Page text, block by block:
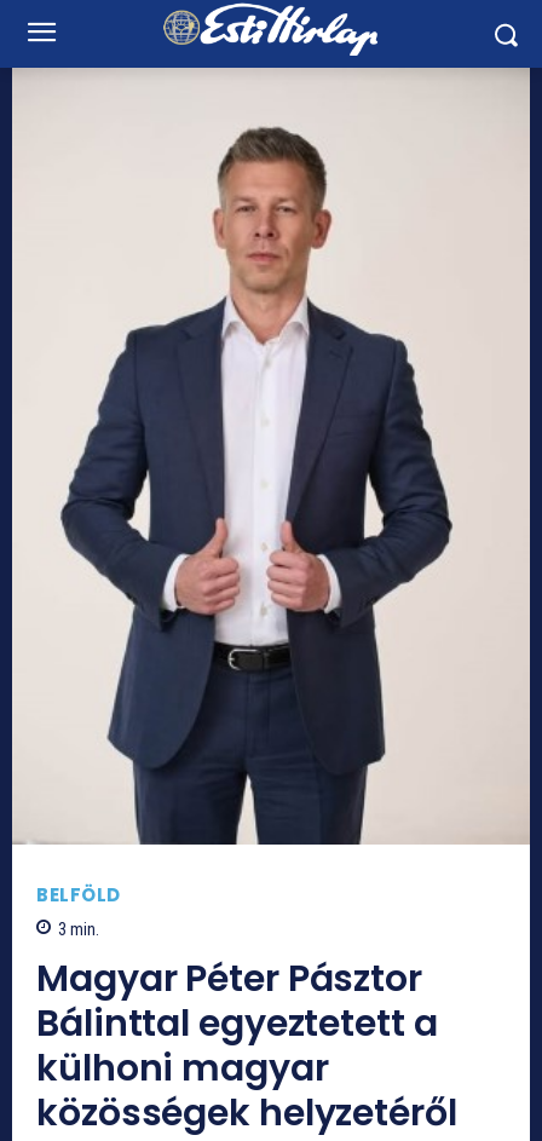
BELFÖLD
3 min.
Magyar Péter Pásztor
Bálinttal egyeztetett a
külhoni magyar
közösségek helyzetéről